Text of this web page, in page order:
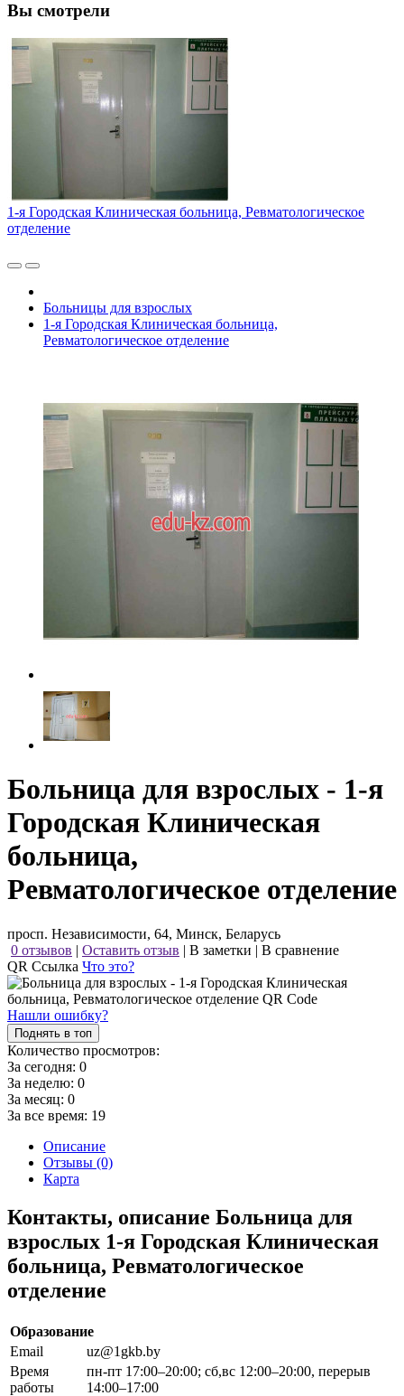
Вы смотрели
1-я Городская Клиническая больница, Ревматологическое
отделение
Больницы для взрослых
1-я Городская Клиническая больница,
Ревматологическое отделение
Больница для взрослых - 1-я
Городская Клиническая
больница,
Ревматологическое отделение
просп. Независимости, 64, Минск, Беларусь
0 отзывов | Оставить отзыв | В заметки | В сравнение
QR Ссылка Что это?
Нашли ошибку?
Поднять в топ
Количество просмотров:
За сегодня: 0
За неделю: 0
За месяц: 0
За все время: 19
Описание
Отзывы (0)
Карта
Контакты, описание Больница для
взрослых 1-я Городская Клиническая
больница, Ревматологическое
отделение
Образование
Email
uz@1gkb.by
Время
работы
пн-пт 17:00–20:00; сб,вс 12:00–20:00, перерыв
14:00–17:00